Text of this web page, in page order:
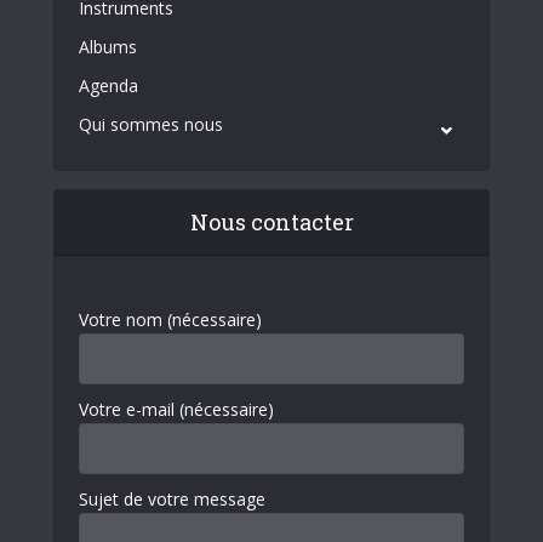
Instruments
Albums
Agenda
Qui sommes nous
Nous contacter
Votre nom (nécessaire)
Votre e-mail (nécessaire)
Sujet de votre message